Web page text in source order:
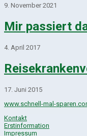
9. November 2021
Mir passiert
4. April 2017
17. Juni 2015
www.schnell-mal-
Kontakt
Erstinformation
Impressum